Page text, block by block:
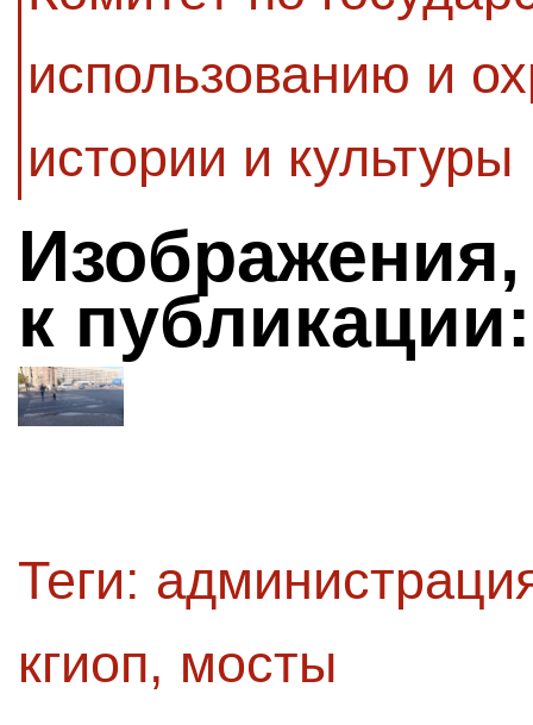
использованию и
истории и культуры
к публикации:
Теги:
кгиоп, мосты